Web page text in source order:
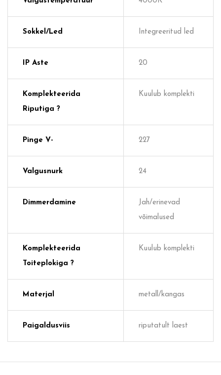
Sokkel/Led Integreeritud led
IP Aste 20
Komplekteerida
Riputiga ?
Kuulub komplekti
Pinge V- 227
Valgusnurk 24
Dimmerdamine
Jah/erinevad
võimalused
Komplekteerida
Toiteplokiga ?
Kuulub komplekti
Materjal metall/kangas
Paigaldusviis riputatult laest